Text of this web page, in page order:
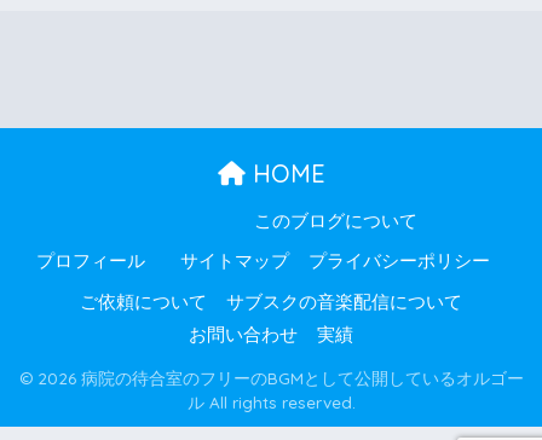
HOME
プロフィール
このブログについて
サイトマップ プライバシーポリシー
ご依頼について
サブスクの音楽配信について
お問い合わせ
実績
© 2026 病院の待合室のフリーのBGMとして公開しているオルゴー
ル All rights reserved.